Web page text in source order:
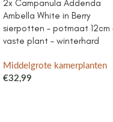
2x Campanula Addenda
Ambella White in Berry
sierpotten – potmaat 12cm
vaste plant – winterhard
Middelgrote kamerplanten
€32,99